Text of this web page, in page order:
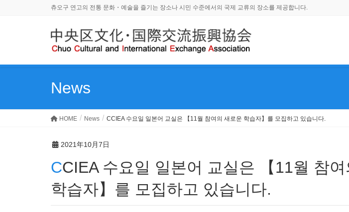
츄오구 연고의 전통 문화・예술을 즐기는 장소나 시민 수준에서의 국제 교류의 장소를 제공합니다.
News
HOME News CCIEA 수요일 일본어 교실은 【11월 참여의 새로운 학습자】를 모집하고 있습니다.
2021年10月7日
CCIEA 수요일 일본어 교실은 【11월 참여의 새로운
학습자】를 모집하고 있습니다.